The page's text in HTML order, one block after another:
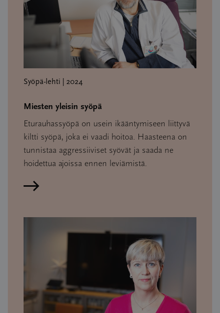
Syöpä-lehti | 2024
Miesten yleisin syöpä
Eturauhassyöpä on usein ikääntymiseen liittyvä
kiltti syöpä, joka ei vaadi hoitoa. Haasteena on
tunnistaa aggressiiviset syövät ja saada ne
hoidettua ajoissa ennen leviämistä.
Lue artikkeli